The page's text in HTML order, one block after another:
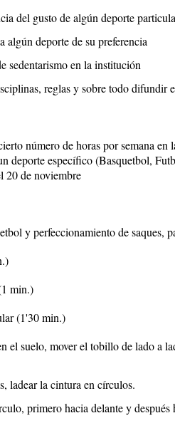
del gusto de algún deporte
algún deporte de su preferencia
sedentarismo en la institución
reglas y sobre todo difundir
número de horas por semana en
deporte específico (Basquetbol,
20 de noviembre
y perfeccionamiento de saques,
min.)
(1'30 min.)
el suelo, mover el tobillo de lado a
ladear la cintura en círculos.
primero hacia delante y después